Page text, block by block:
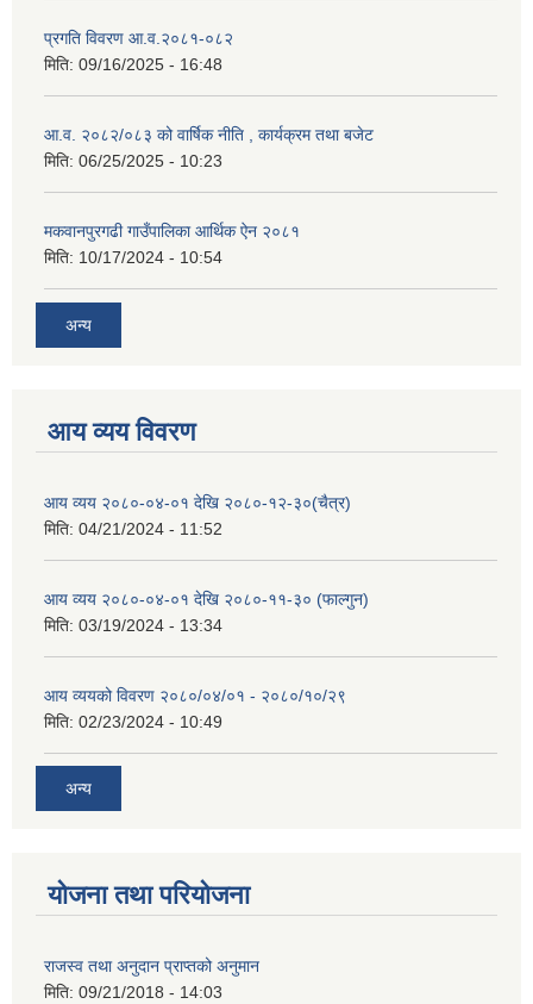
प्रगति विवरण आ.व.२०८१-०८२
मिति: 09/16/2025 - 16:48
आ.व. २०८२/०८३ को वार्षिक नीति , कार्यक्रम तथा बजेट
मिति: 06/25/2025 - 10:23
मकवानपुरगढी गाउँपालिका आर्थिक ‌‌‌ऐन २०८१
मिति: 10/17/2024 - 10:54
अन्य
आय व्यय विवरण
आय व्यय २०८०-०४-०१ देखि २०८०-१२-३०(चैत्र)
मिति: 04/21/2024 - 11:52
आय व्यय २०८०-०४-०१ देखि २०८०-११-३० (फाल्गुन)
मिति: 03/19/2024 - 13:34
आय व्ययको विवरण २०८०/०४/०१ - २०८०/१०/२९
मिति: 02/23/2024 - 10:49
अन्य
योजना तथा परियोजना
राजस्व तथा अनुदान प्राप्तको अनुमान
मिति: 09/21/2018 - 14:03